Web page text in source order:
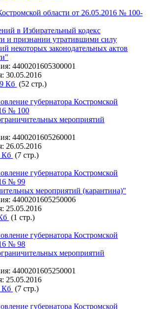
области от 26.05.2016 № 100-
в Избирательный кодекс
и признании утратившими силу
некоторых законодательных актов
4400201605300001
30.05.2016
Кб (52 стр.)
губернатора Костромской
№ 100
мероприятий
4400201605260001
26.05.2016
Кб (7 стр.)
губернатора Костромской
№ 99
мероприятий (карантина)"
4400201605250006
25.05.2016
(1 стр.)
губернатора Костромской
№ 98
мероприятий
4400201605250001
25.05.2016
Кб (7 стр.)
губернатора Костромской